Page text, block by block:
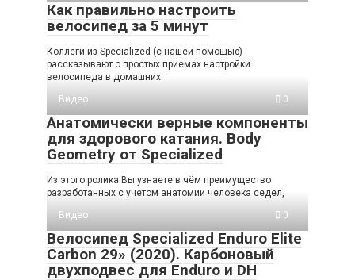
Как правильно настроить
велосипед за 5 минут
Коллеги из Specialized (с нашей помощью)
рассказывают о простых приемах настройки
велосипеда в домашних
Видео
0
Анатомически верные компоненты
для здорового катания. Body
Geometry от Specialized
Из этого ролика Вы узнаете в чём преимущество
разработанных с учетом анатомии человека седел,
Видео
0
Велосипед Specialized Enduro Elite
Carbon 29» (2020). Карбоновый
двухподвес для Enduro и DH